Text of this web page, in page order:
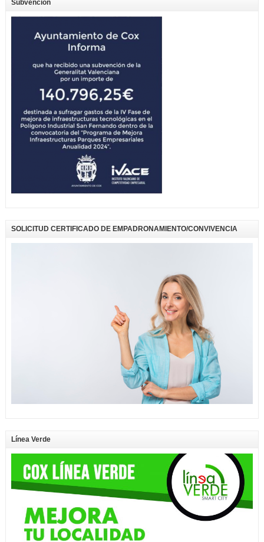
Subvención
SOLICITUD CERTIFICADO DE EMPADRONAMIENTO/CONVIVENCIA
Línea Verde